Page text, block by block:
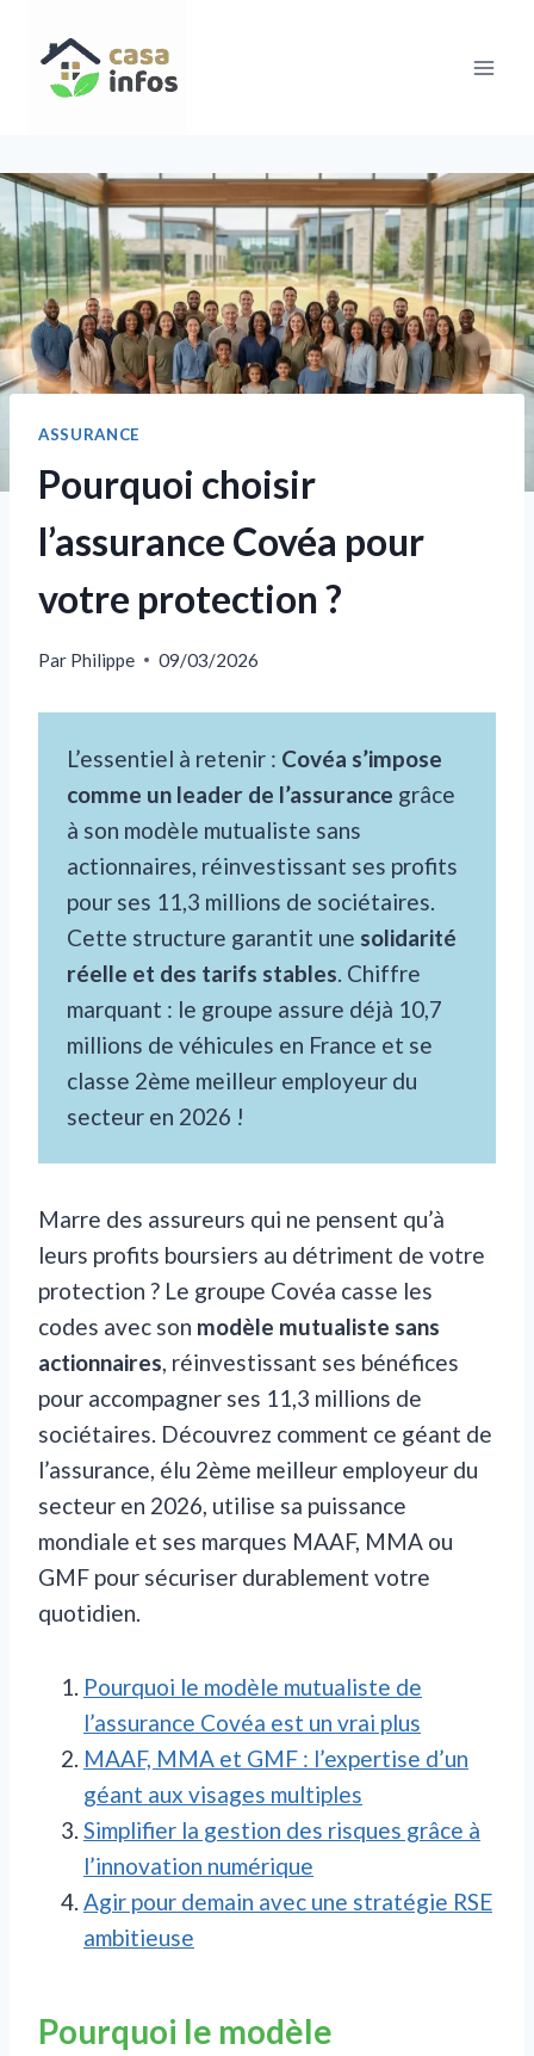
contenu
ASSURANCE
Pourquoi choisir
l’assurance Covéa pour
votre protection ?
Par Philippe 09/03/2026
L’essentiel à retenir : Covéa s’impose
comme un leader de l’assurance grâce
à son modèle mutualiste sans
actionnaires, réinvestissant ses profits
pour ses 11,3 millions de sociétaires.
Cette structure garantit une solidarité
réelle et des tarifs stables. Chiffre
marquant : le groupe assure déjà 10,7
millions de véhicules en France et se
classe 2ème meilleur employeur du
secteur en 2026 !
Marre des assureurs qui ne pensent qu’à
leurs profits boursiers au détriment de votre
protection ? Le groupe Covéa casse les
codes avec son modèle mutualiste sans
actionnaires, réinvestissant ses bénéfices
pour accompagner ses 11,3 millions de
sociétaires. Découvrez comment ce géant de
l’assurance, élu 2ème meilleur employeur du
secteur en 2026, utilise sa puissance
mondiale et ses marques MAAF, MMA ou
GMF pour sécuriser durablement votre
quotidien.
Pourquoi le modèle mutualiste de
l’assurance Covéa est un vrai plus
MAAF, MMA et GMF : l’expertise d’un
géant aux visages multiples
Simplifier la gestion des risques grâce à
l’innovation numérique
Agir pour demain avec une stratégie RSE
ambitieuse
Pourquoi le modèle